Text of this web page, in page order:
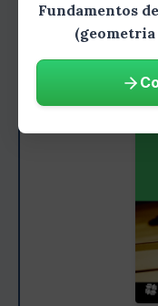
as coordenadas
Fundamentos